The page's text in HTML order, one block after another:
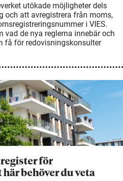
utökade möjligheter dels
och att avregistrera från moms,
i VIES.
vad de nya reglerna innebär och
få för redovisningskonsulter
för
behöver du veta